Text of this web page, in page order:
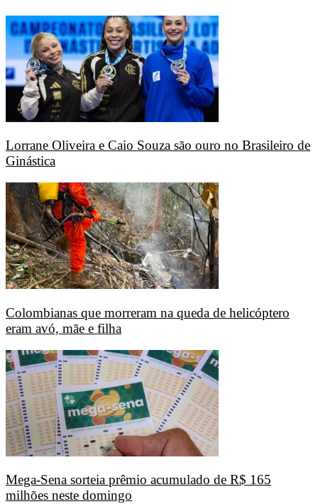
Lorrane Oliveira e Caio Souza são ouro no Brasileiro de
Ginástica
Colombianas que morreram na queda de helicóptero
eram avó, mãe e filha
Mega-Sena sorteia prêmio acumulado de R$ 165
milhões neste domingo